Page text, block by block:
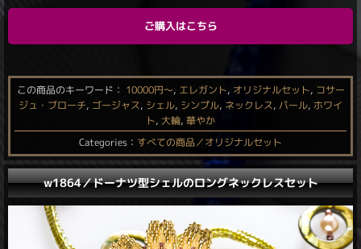
ご購入はこちら
この商品のキーワード： 10000円〜, エレガント, オリジナルセット, コサー
ジュ・ブローチ, ゴージャス, シェル, シンプル, ネックレス, パール, ホワイ
ト, 大輪, 華やか
Categories： すべての商品／オリジナルセット
w1864／ドーナツ型シェルのロングネックレスセット